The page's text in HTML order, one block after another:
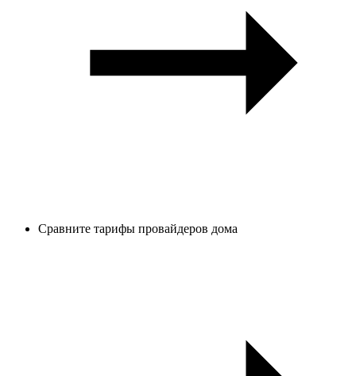
Сравните тарифы провайдеров дома